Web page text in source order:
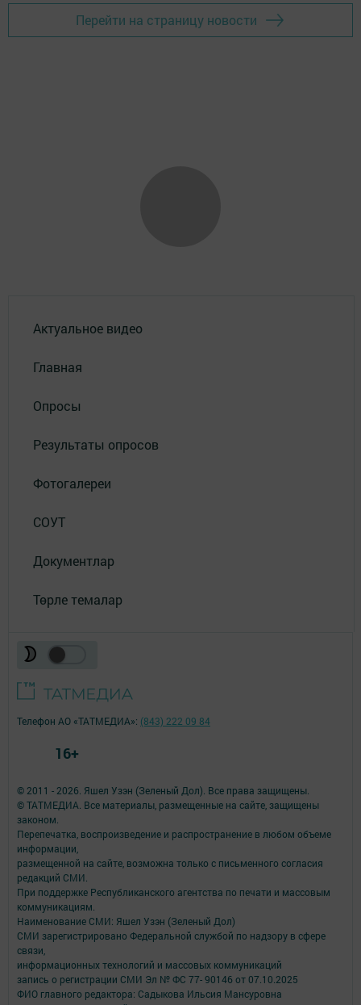
Перейти на страницу новости
Актуальное видео
Главная
Опросы
Результаты опросов
Фотогалереи
СОУТ
Документлар
Төрле темалар
© 2011 - 2026. Яшел Узэн (Зеленый Дол). Все права защищены.
© ТАТМЕДИА. Все материалы, размещенные на сайте, защищены
законом.
Перепечатка, воспроизведение и распространение в любом объеме
информации,
размещенной на сайте, возможна только с письменного согласия
редакций СМИ.
При поддержке Республиканского агентства по печати и массовым
коммуникациям.
Наименование СМИ: Яшел Узэн (Зеленый Дол)
СМИ зарегистрировано Федеральной службой по надзору в сфере
связи,
информационных технологий и массовых коммуникаций
запись о регистрации СМИ Эл № ФС 77- 90146 от 07.10.2025
ФИО главного редактора: Садыкова Ильсия Мансуровна
Телефон АО «ТАТМЕДИА»: (843) 222 09 84
16+